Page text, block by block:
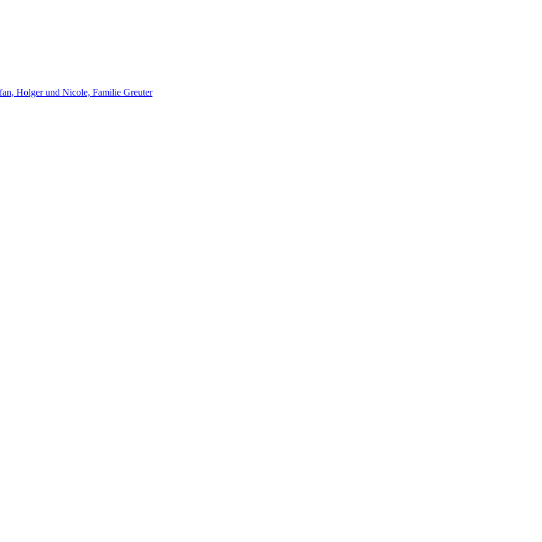
Holger und Nicole, Familie Greuter